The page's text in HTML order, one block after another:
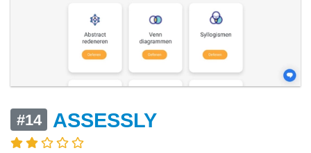
#14 ASSESSLY